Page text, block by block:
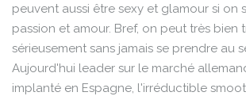
peuvent aussi être sexy et glamour si on
passion et amour. Bref, on peut très bien
sérieusement sans jamais se prendre au
Aujourd'hui leader sur le marché
implanté en Espagne, l'irréductible